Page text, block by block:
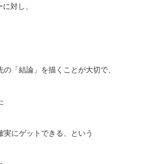
対し、
「結論」を描くことが大切で、
にゲットできる、という